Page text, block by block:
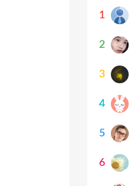
1
2
3
4
5
6